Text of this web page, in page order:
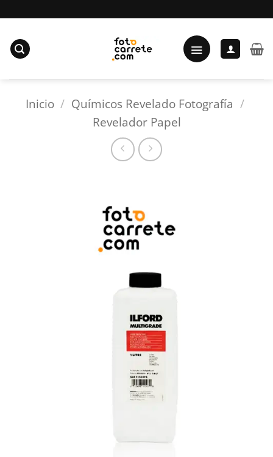
al
contenido
Inicio / Químicos Revelado Fotografía /
Revelador Papel